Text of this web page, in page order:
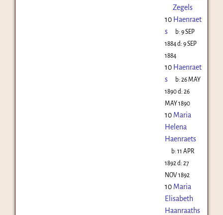
Zegels
10 Haenraet
s
b:9 SEP
1884d: 9 SEP
1884
10 Haenraet
s
b:26 MAY
1890d: 26
MAY 1890
10 Maria
Helena
Haenraets
b:11 APR
1892 d: 27
NOV 1892
10 Maria
Elisabeth
Haanraaths